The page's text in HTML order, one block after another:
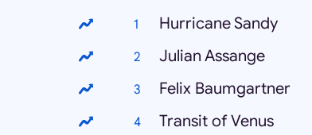
Hurricane Sandy
Julian Assange
Felix Baumgartner
Transit of Venus